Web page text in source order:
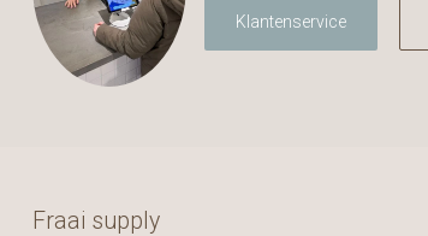
Klantenservice
Fraai supply